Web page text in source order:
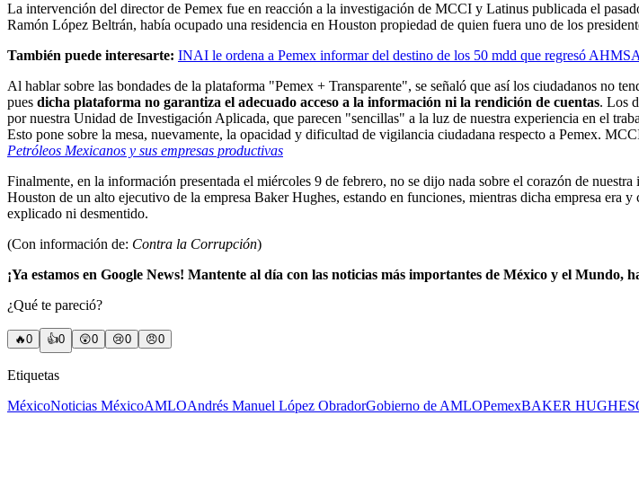
La intervención del director de Pemex fue en reacción a la investigación de MCCI y Latinus publicada el
Ramón López Beltrán, había ocupado una residencia en Houston propiedad de quien fuera uno de los
También puede interesarte: INAI le ordena a Pemex informar del destino de los 50 mdd que regresó
Al hablar sobre las bondades de la plataforma "Pemex + Transparente", se señaló que así los ciudadanos no
pues dicha plataforma no garantiza el adecuado acceso a la información ni la rendición de cuentas. Los
por nuestra Unidad de Investigación Aplicada, que parecen "sencillas" a la luz de nuestra experiencia en el
Esto pone sobre la mesa, nuevamente, la opacidad y dificultad de vigilancia ciudadana respecto a Pemex.
Petróleos Mexicanos y sus empresas productivas
Finalmente, en la información presentada el miércoles 9 de febrero, no se dijo nada sobre el corazón de
Houston de un alto ejecutivo de la empresa Baker Hughes, estando en funciones, mientras dicha empresa
explicado ni desmentido.
(Con información de: Contra la Corrupción)
¡Ya estamos en Google News! Mantente al día con las noticias más importantes de México y el Mundo,
¿Qué te pareció?
🔥0 👍0 😲0 😢0 😠0
Etiquetas
MéxicoNoticias MéxicoAMLOAndrés Manuel López ObradorGobierno de AMLOPemexBAKER HUGHES